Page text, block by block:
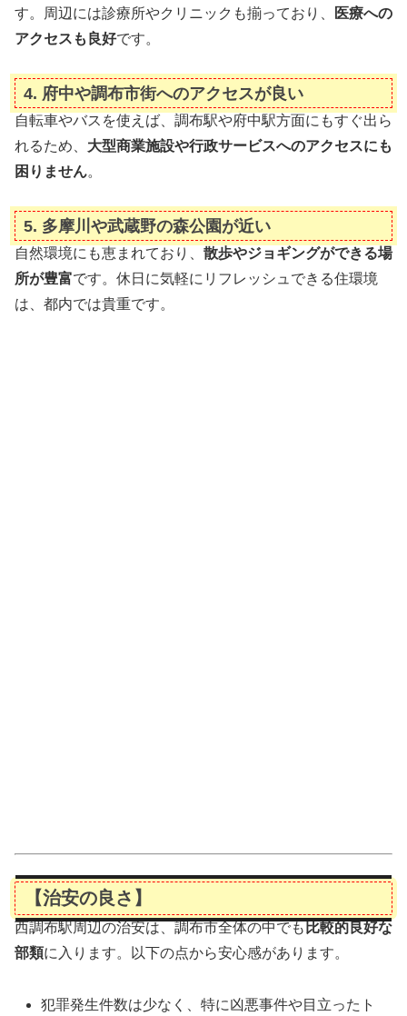
す。周辺には診療所やクリニックも揃っており、
医療への
アクセスも良好です。
4. 府中や調布市街へのアクセスが良い
自転車やバスを使えば、調布駅や府中駅方面にもすぐ出ら
れるため、 大型商業施設や行政サービスへのアクセスにも
困りません。
5. 多摩川や武蔵野の森公園が近い
自然環境にも恵まれており、 散歩やジョギングができる場
所が豊富です。休日に気軽にリフレッシュできる住環境
は、都内では貴重です。
【治安の良さ】
西調布駅周辺の治安は、調布市全体の中でも 比較的良好な
部類に入ります。以下の点から安心感があります。
犯罪発生件数は少なく、特に凶悪事件や目立ったト